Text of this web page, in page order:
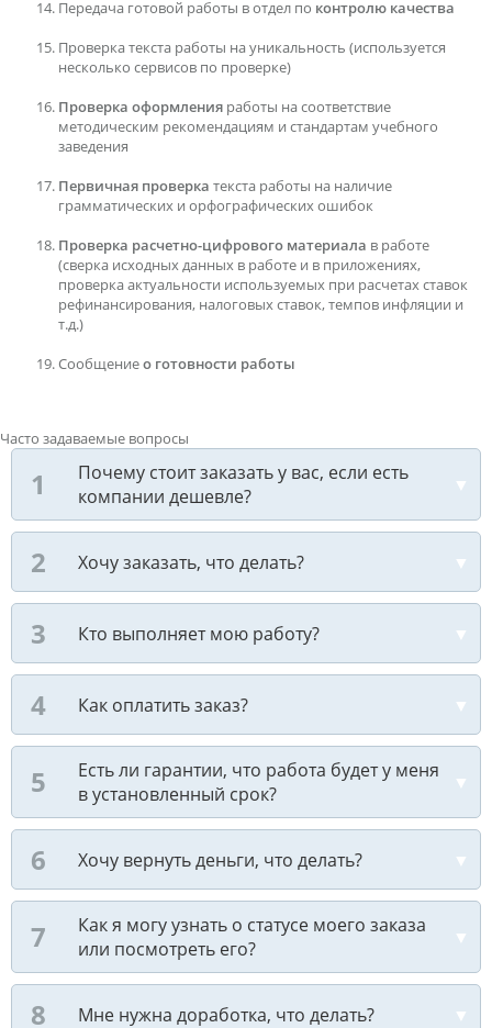
Передача готовой работы в отдел по контролю качества
Проверка текста работы на уникальность (используется
несколько сервисов по проверке)
Проверка оформления работы на соответствие
методическим рекомендациям и стандартам учебного
заведения
Первичная проверка текста работы на наличие
грамматических и орфографических ошибок
Проверка расчетно-цифрового материала в работе
(сверка исходных данных в работе и в приложениях,
проверка актуальности используемых при расчетах ставок
рефинансирования, налоговых ставок, темпов инфляции и
т.д.)
Сообщениео готовности работы
Часто задаваемые вопросы
Почему стоит заказать у вас, если есть
компании дешевле?
Хочу заказать, что делать?
Кто выполняет мою работу?
Как оплатить заказ?
Есть ли гарантии, что работа будет у меня
в установленный срок?
Хочу вернуть деньги, что делать?
Как я могу узнать о статусе моего заказа
или посмотреть его?
Мне нужна доработка, что делать?